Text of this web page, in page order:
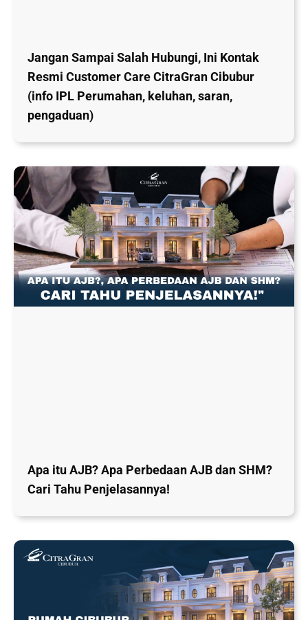
Jangan Sampai Salah Hubungi, Ini Kontak
Resmi Customer Care CitraGran Cibubur
(info IPL Perumahan, keluhan, saran,
pengaduan)
Apa itu AJB? Apa Perbedaan AJB dan SHM?
Cari Tahu Penjelasannya!